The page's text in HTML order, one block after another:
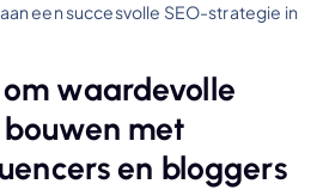
een succesvolle SEO-strategie in
waardevolle
met
en bloggers